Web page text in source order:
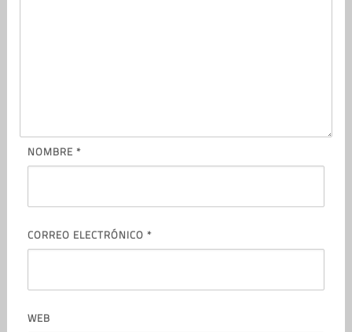
NOMBRE *
CORREO ELECTRÓNICO *
WEB